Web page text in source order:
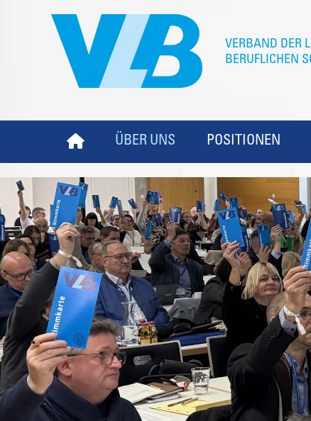
ÜBER UNS POSITIONEN